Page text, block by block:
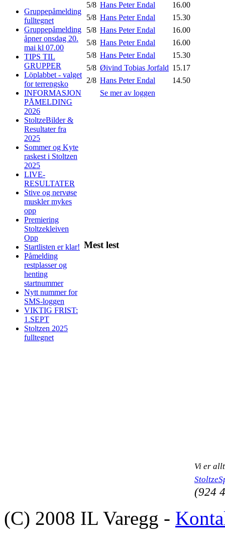
Gruppepåmelding
fulltegnet
Gruppepåmelding
åpner onsdag 20.
mai kl 07.00
TIPS TIL
GRUPPER
Löplabbet - valget
for terrengsko
INFORMASJON
PÅMELDING
2026
StoltzeBilder &
Resultater fra
2025
Sommer og Kyte
raskest i Stoltzen
2025
LIVE-
RESULTATER
Stive og nervøse
muskler mykes
opp
Premiering
Stoltzekleiven
Opp
Startlisten er klar!
Påmelding
restplasser og
henting
startnummer
Nytt nummer for
SMS-loggen
VIKTIG FRIST:
1.SEPT
Stoltzen 2025
fulltegnet
5/8 Hans Peter Endal
16.00
5/8 Hans Peter Endal
15.30
5/8 Hans Peter Endal
16.00
5/8 Hans Peter Endal
16.00
5/8 Hans Peter Endal
15.30
5/8 Øivind Tobias Jorfald 15.17
2/8 Hans Peter Endal
14.50
Se mer av loggen
Mest lest
Vi er
(924
(C) 2008 IL Varegg -